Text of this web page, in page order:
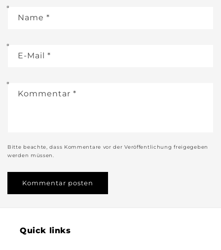
Name *
E-Mail *
Kommentar *
Bitte beachte, dass Kommentare vor der Veröffentlichung freigegeben
werden müssen.
Quick links